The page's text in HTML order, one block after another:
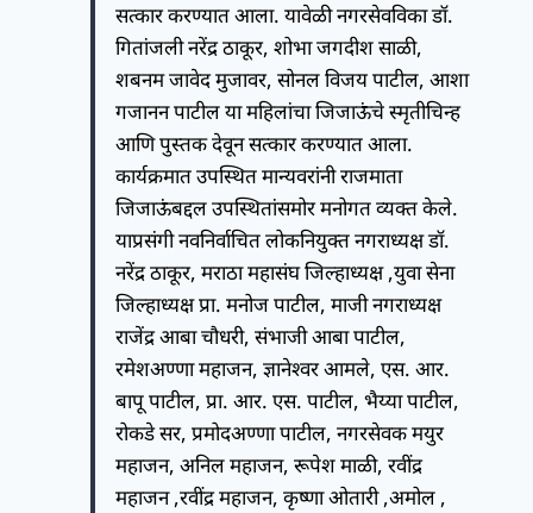
सत्कार करण्यात आला. यावेळी नगरसेवविका डॉ.
गितांजली नरेंद्र ठाकूर, शोभा जगदीश साळी,
शबनम जावेद मुजावर, सोनल विजय पाटील, आशा
गजानन पाटील या महिलांचा जिजाऊंचे स्मृतीचिन्ह
आणि पुस्तक देवून सत्कार करण्यात आला.
कार्यक्रमात उपस्थित मान्यवरांनी राजमाता
जिजाऊंबद्दल उपस्थितांसमोर मनोगत व्यक्त केले.
याप्रसंगी नवनिर्वाचित लोकनियुक्त नगराध्यक्ष डॉ.
नरेंद्र ठाकूर, मराठा महासंघ जिल्हाध्यक्ष ,युवा सेना
जिल्हाध्यक्ष प्रा. मनोज पाटील, माजी नगराध्यक्ष
राजेंद्र आबा चौधरी, संभाजी आबा पाटील,
रमेशअण्णा महाजन, ज्ञानेश्वर आमले, एस. आर.
बापू पाटील, प्रा. आर. एस. पाटील, भैय्या पाटील,
रोकडे सर, प्रमोदअण्णा पाटील, नगरसेवक मयुर
महाजन, अनिल महाजन, रूपेश माळी, रवींद्र
महाजन ,रवींद्र महाजन, कृष्णा ओतारी ,अमोल ,